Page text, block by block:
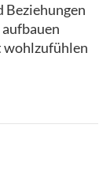
wohlzufühlen